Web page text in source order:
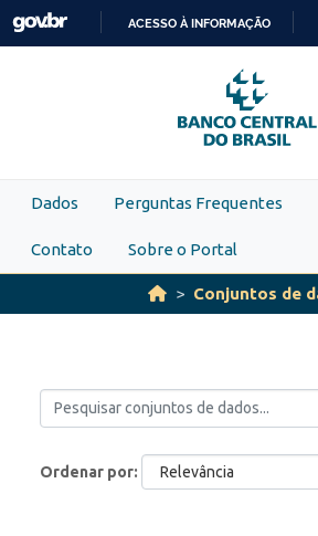
Skip to main content
PARA
O
CONTEÚDO
ACESSO À INFORMAÇÃO
Dados Perguntas Frequentes
Contato Sobre o Portal
Conjuntos de
Ordenar por